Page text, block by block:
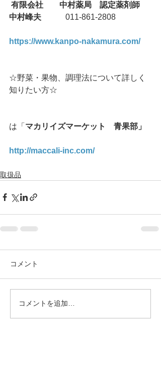
有限会社　　中村薬局　認定薬剤師
中村峰夫 011-861-2808
https://www.kanpo-nakamura.com/
☆野菜・果物、調理法について詳しく
知りたい方☆
は「 マカリイズマーケット　青果部」
http://maccali-inc.com/
取扱品
コメント
コメントを追加…